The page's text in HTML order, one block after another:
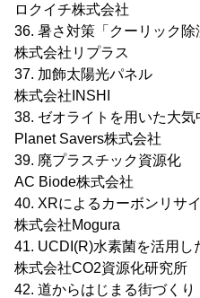
ロクイチ株式会社
36. 暑さ対策「クーリック除
株式会社リプラス
37. 加飾太陽光パネル
株式会社INSHI
38. ゼオライトを用いた大
Planet Savers株式会社
39. 廃プラスチック資源化
AC Biode株式会社
40. XRによるカーボンリサ
株式会社Mogura
41. UCDI(R)水素菌を活用し
株式会社CO2資源化研究所
42. 道からはじまる街づくり